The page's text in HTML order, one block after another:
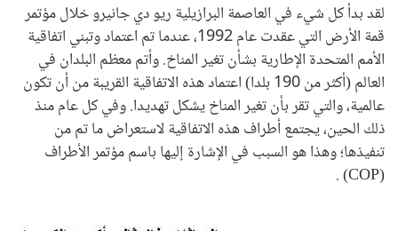
لقد بدأ كل شيء في العاصمة البرازيلية ريو دي جانيرو خلال مؤتمر
قمة الأرض التي عقدت عام 1992، عندما تم اعتماد وتبني اتفاقية
الأمم المتحدة الإطارية بشأن تغير المناخ. وأتم معظم البلدان في
العالم (أكثر من 190 بلدا) اعتماد هذه الاتفاقية القريبة من أن تكون
عالمية، والتي تقر بأن تغير المناخ يشكل تهديدا. وفي كل عام منذ
ذلك الحين، يجتمع أطراف هذه الاتفاقية لاستعراض ما تم من
تنفيذها؛ وهذا هو السبب في الإشارة إليها باسم مؤتمر الأطراف
(COP)
.